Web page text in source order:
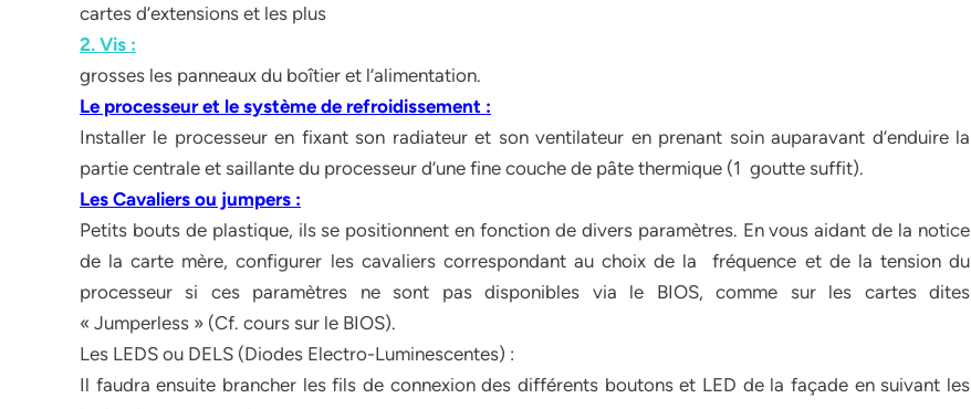
cartes d’extensions et les plus
2. Vis :
grosses les panneaux du boîtier et l’alimentation.
Le processeur et le système de refroidissement :
Installer le processeur en fixant son radiateur et son ventilateur en prenant soin auparavant d’enduire la
partie centrale et saillante du processeur d’une fine couche de pâte thermique (1 goutte suffit).
Les Cavaliers ou jumpers :
Petits bouts de plastique, ils se positionnent en fonction de divers paramètres. En vous aidant de la notice
de la carte mère, configurer les cavaliers correspondant au choix de la fréquence et de la tension du
processeur si ces paramètres ne sont pas disponibles via le BIOS, comme sur les cartes dites
« Jumperless » (Cf. cours sur le BIOS).
Les LEDS ou DELS (Diodes Electro-Luminescentes) :
Il faudra ensuite brancher les fils de connexion des différents boutons et LED de la façade en suivant les